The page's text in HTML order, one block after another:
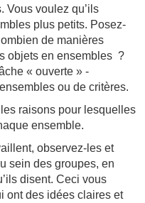
Vous voulez qu’ils
plus petits. Posez-
de manières
objets en ensembles ?
« ouverte » -
ou de critères.
raisons pour lesquelles
ensemble.
observez-les et
sein des groupes, en
disent. Ceci vous
ont des idées claires et